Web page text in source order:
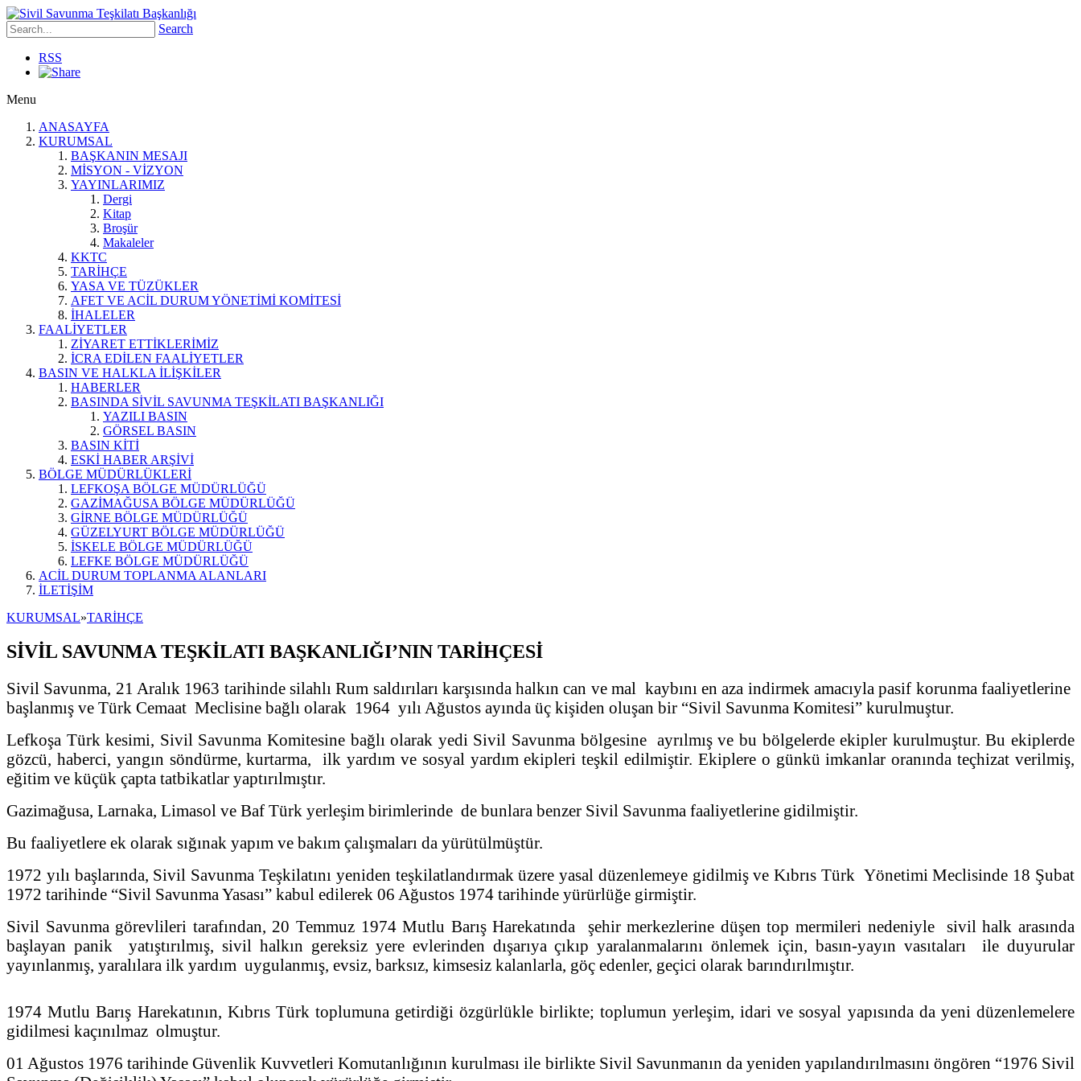
Search
RSS
Menu
ANASAYFA
KURUMSAL
BAŞKANIN MESAJI
MİSYON - VİZYON
YAYINLARIMIZ
Dergi
Kitap
Broşür
Makaleler
KKTC
TARİHÇE
YASA VE TÜZÜKLER
AFET VE ACİL DURUM YÖNETİMİ KOMİTESİ
İHALELER
FAALİYETLER
ZİYARET ETTİKLERİMİZ
İCRA EDİLEN FAALİYETLER
BASIN VE HALKLA İLİŞKİLER
HABERLER
BASINDA SİVİL SAVUNMA TEŞKİLATI BAŞKANLIĞI
YAZILI BASIN
GÖRSEL BASIN
BASIN KİTİ
ESKİ HABER ARŞİVİ
BÖLGE MÜDÜRLÜKLERİ
LEFKOŞA BÖLGE MÜDÜRLÜĞÜ
GAZİMAĞUSA BÖLGE MÜDÜRLÜĞÜ
GİRNE BÖLGE MÜDÜRLÜĞÜ
GÜZELYURT BÖLGE MÜDÜRLÜĞÜ
İSKELE BÖLGE MÜDÜRLÜĞÜ
LEFKE BÖLGE MÜDÜRLÜĞÜ
ACİL DURUM TOPLANMA ALANLARI
İLETİŞİM
KURUMSAL»TARİHÇE
SİVİL SAVUNMA TEŞKİLATI BAŞKANLIĞI’NIN TARİHÇESİ
Sivil Savunma, 21 Aralık 1963 tarihinde silahlı Rum saldırıları karşısında halkın can ve mal kaybını en aza indirmek amacıyla pasif korunma faaliyetlerine
başlanmış ve Türk Cemaat Meclisine bağlı olarak 1964 yılı Ağustos ayında üç kişiden oluşan bir “Sivil Savunma Komitesi” kurulmuştur.
Lefkoşa Türk kesimi, Sivil Savunma Komitesine bağlı olarak yedi Sivil Savunma bölgesine ayrılmış ve bu bölgelerde ekipler kurulmuştur. Bu ekiplerde
gözcü, haberci, yangın söndürme, kurtarma, ilk yardım ve sosyal yardım ekipleri teşkil edilmiştir. Ekiplere o günkü imkanlar oranında teçhizat verilmiş,
eğitim ve küçük çapta tatbikatlar yaptırılmıştır.
Gazimağusa, Larnaka, Limasol ve Baf Türk yerleşim birimlerinde de bunlara benzer Sivil Savunma faaliyetlerine gidilmiştir.
Bu faaliyetlere ek olarak sığınak yapım ve bakım çalışmaları da yürütülmüştür.
1972 yılı başlarında, Sivil Savunma Teşkilatını yeniden teşkilatlandırmak üzere yasal düzenlemeye gidilmiş ve Kıbrıs Türk Yönetimi Meclisinde 18 Şubat
1972 tarihinde “Sivil Savunma Yasası” kabul edilerek 06 Ağustos 1974 tarihinde yürürlüğe girmiştir.
Sivil Savunma görevlileri tarafından, 20 Temmuz 1974 Mutlu Barış Harekatında şehir merkezlerine düşen top mermileri nedeniyle sivil halk arasında
başlayan panik yatıştırılmış, sivil halkın gereksiz yere evlerinden dışarıya çıkıp yaralanmalarını önlemek için, basın-yayın vasıtaları ile duyurular
yayınlanmış, yaralılara ilk yardım uygulanmış, evsiz, barksız, kimsesiz kalanlarla, göç edenler, geçici olarak barındırılmıştır.
1974 Mutlu Barış Harekatının, Kıbrıs Türk toplumuna getirdiği özgürlükle birlikte; toplumun yerleşim, idari ve sosyal yapısında da yeni düzenlemelere
gidilmesi kaçınılmaz olmuştur.
01 Ağustos 1976 tarihinde Güvenlik Kuvvetleri Komutanlığının kurulması ile birlikte Sivil Savunmanın da yeniden yapılandırılmasını öngören “1976 Sivil